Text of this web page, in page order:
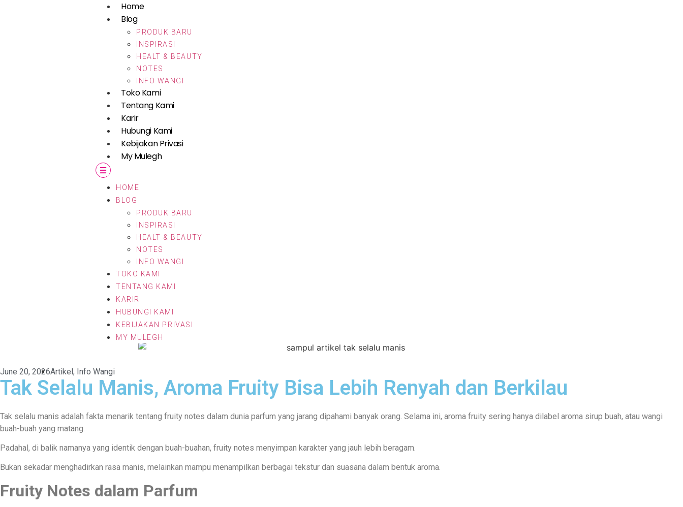
Home
Blog
PRODUK BARU
INSPIRASI
HEALT & BEAUTY
NOTES
INFO WANGI
Toko Kami
Tentang Kami
Karir
Hubungi Kami
Kebijakan Privasi
My Mulegh
HOME
BLOG
PRODUK BARU
INSPIRASI
HEALT & BEAUTY
NOTES
INFO WANGI
TOKO KAMI
TENTANG KAMI
KARIR
HUBUNGI KAMI
KEBIJAKAN PRIVASI
MY MULEGH
June 20, 2026Artikel, Info Wangi
Tak Selalu Manis, Aroma Fruity Bisa Lebih Renyah dan Berkilau
Tak selalu manis adalah fakta menarik tentang fruity notes dalam dunia parfum yang jarang dipahami banyak orang. Selama ini, aroma fruity sering hanya dilabel aroma sirup buah, atau wangi
buah-buah yang matang.
Padahal, di balik namanya yang identik dengan buah-buahan, fruity notes menyimpan karakter yang jauh lebih beragam.
Bukan sekadar menghadirkan rasa manis, melainkan mampu menampilkan berbagai tekstur dan suasana dalam bentuk aroma.
Fruity Notes dalam Parfum